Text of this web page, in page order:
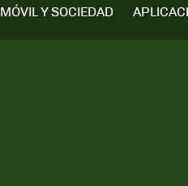
MÓVIL Y SOCIEDAD